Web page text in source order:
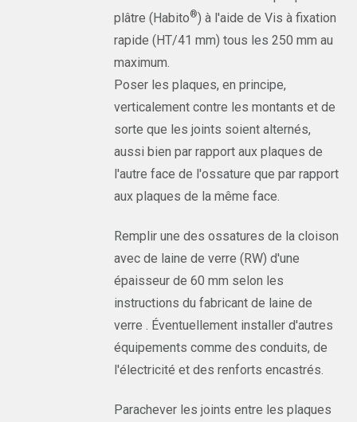
plâtre (Habito®) à l'aide de Vis à fixation
rapide (HT/41 mm) tous les 250 mm au
maximum.
Poser les plaques, en principe,
verticalement contre les montants et de
sorte que les joints soient alternés,
aussi bien par rapport aux plaques de
l'autre face de l'ossature que par rapport
aux plaques de la même face.
Remplir une des ossatures de la cloison
avec de laine de verre (RW) d'une
épaisseur de 60 mm selon les
instructions du fabricant de laine de
verre . Éventuellement installer d'autres
équipements comme des conduits, de
l'électricité et des renforts encastrés.
Parachever les joints entre les plaques